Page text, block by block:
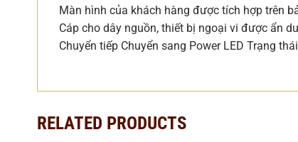
Màn hình của khách hàng được tích hợp trên
Cáp cho dây nguồn, thiết bị ngoại vi được ẩn
Chuyển tiếp Chuyển sang Power LED Trạng
RELATED PRODUCTS